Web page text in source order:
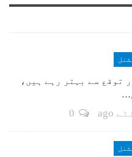
توقع سے بہتر رہے ہیں،